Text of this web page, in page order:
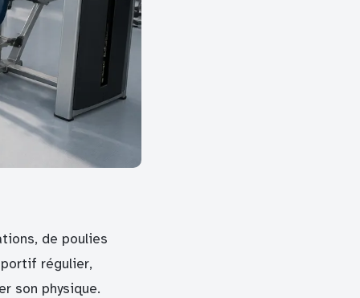
de poulies
régulier,
son physique.